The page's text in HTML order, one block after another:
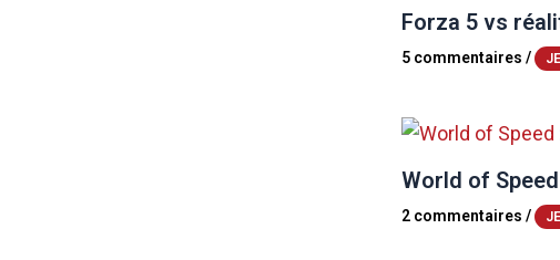
Forza 5 vs
5 commentaires /
World of
2 commentaires /